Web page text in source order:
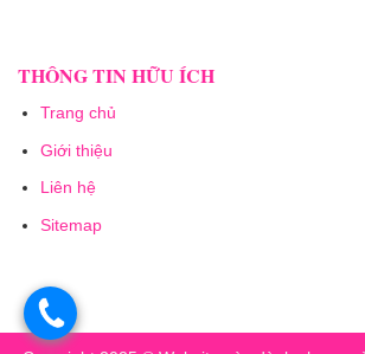
THÔNG TIN HỮU ÍCH
Trang chủ
Giới thiệu
Liên hệ
Sitemap
.